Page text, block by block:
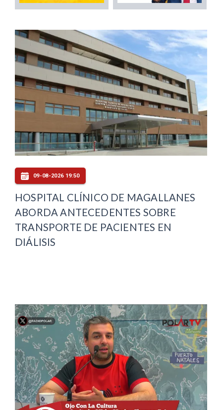
09-08-2026 19:50
HOSPITAL CLÍNICO DE MAGALLANES
ABORDA ANTECEDENTES SOBRE
TRANSPORTE DE PACIENTES EN
DIÁLISIS